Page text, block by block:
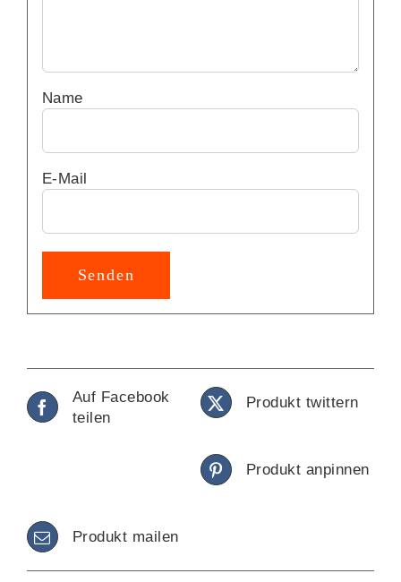
Name
E-Mail
Alternative:
Auf Facebook
teilen
Produkt twittern
Produkt anpinnen
Produkt mailen